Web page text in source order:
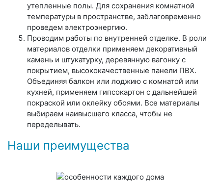
утепленные полы. Для сохранения комнатной
температуры в пространстве, заблаговременно
проведем электроэнергию.
Проводим работы по внутренней отделке. В роли
материалов отделки применяем декоративный
камень и штукатурку, деревянную вагонку с
покрытием, высококачественные панели ПВХ.
Объединяя балкон или лоджию с комнатой или
кухней, применяем гипсокартон с дальнейшей
покраской или оклейку обоями. Все материалы
выбираем наивысшего класса, чтобы не
переделывать.
Наши преимущества